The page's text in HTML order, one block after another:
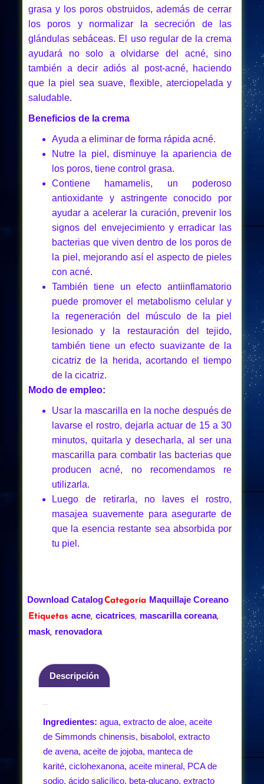
grasa y los poros obstruidos, además de cerrar
los poros y normalizar la secreción de las
glándulas sebáceas. El uso regular de la crema
ayudará no solo a olvidarse del acné, sino
también a decir adiós al post-acné, haciendo
que la piel sea suave, flexible, aterciopelada y
saludable.
Beneficios de la crema
Ayuda a eliminar de forma rápida acné.
Nutre la piel, disminuye la apariencia de
los poros, tiene control grasa.
Contiene hamamelis, un poderoso
antioxidante y astringente conocido por
ayudar a acelerar la curación, prevenir los
signos del envejecimiento y erradicar las
bacterias que viven dentro de los poros de
la piel, mejorando así el aspecto de pieles
con acné.
También tiene un efecto antiinflamatorio
puede promover el metabolismo celular y
la regeneración del músculo de la piel
lesionado y la restauración del tejido,
también tiene un efecto suavizante de la
cicatriz de la herida, acortando el tiempo
de la cicatriz.
Modo de empleo:
Usar la mascarilla en la noche después de
lavarse el rostro, dejarla actuar de 15 a 30
minutos, quitarla y desecharla, al ser una
mascarilla para combatir las bacterias que
producen acné, no recomendamos re
utilizarla.
Luego de retirarla, no laves el rostro,
masajea suavemente para asegurarte de
que la esencia restante sea absorbida por
tu piel.
Download CatalogCategoría Maquillaje Coreano
Etiquetas acne, cicatrices, mascarilla coreana,
mask, renovadora
Descripción
Ingredientes: agua, extracto de aloe, aceite
de Simmonds chinensis, bisabolol, extracto
de avena, aceite de jojoba, manteca de
karité, ciclohexanona, aceite mineral, PCA de
sodio, ácido salicílico, beta-glucano, extracto